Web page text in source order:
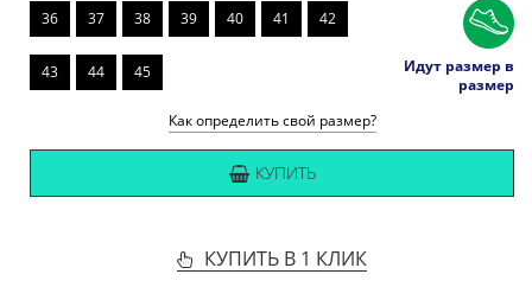
36 37 38 39 40 41 42
43 44 45
Идут размер в
размер
Как определить свой размер?
КУПИТЬ
КУПИТЬ В 1 КЛИК